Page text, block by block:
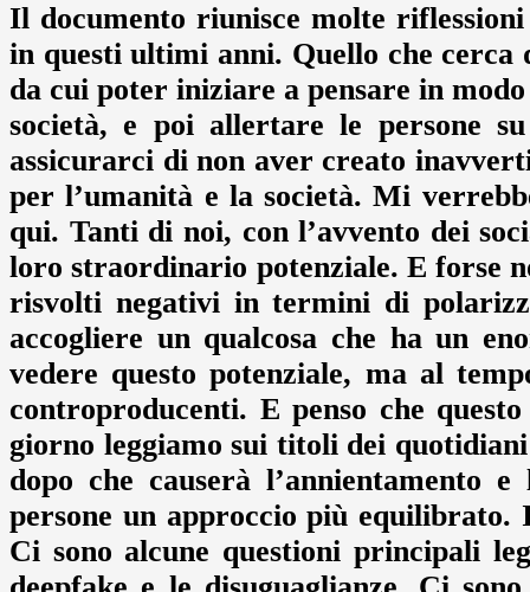
Il documento riunisce molte
in questi ultimi anni. Quello che
da cui poter iniziare a pensare in
società, e poi allertare le persone
assicurarci di non aver creato
per l’umanità e la società. Mi
qui. Tanti di noi, con l’avvento dei
loro straordinario potenziale. E forse
risvolti negativi in termini di
accogliere un qualcosa che ha un
vedere questo potenziale, ma al
controproducenti. E penso che
giorno leggiamo sui titoli dei
dopo che causerà
persone un approccio più
Ci sono alcune questioni principali